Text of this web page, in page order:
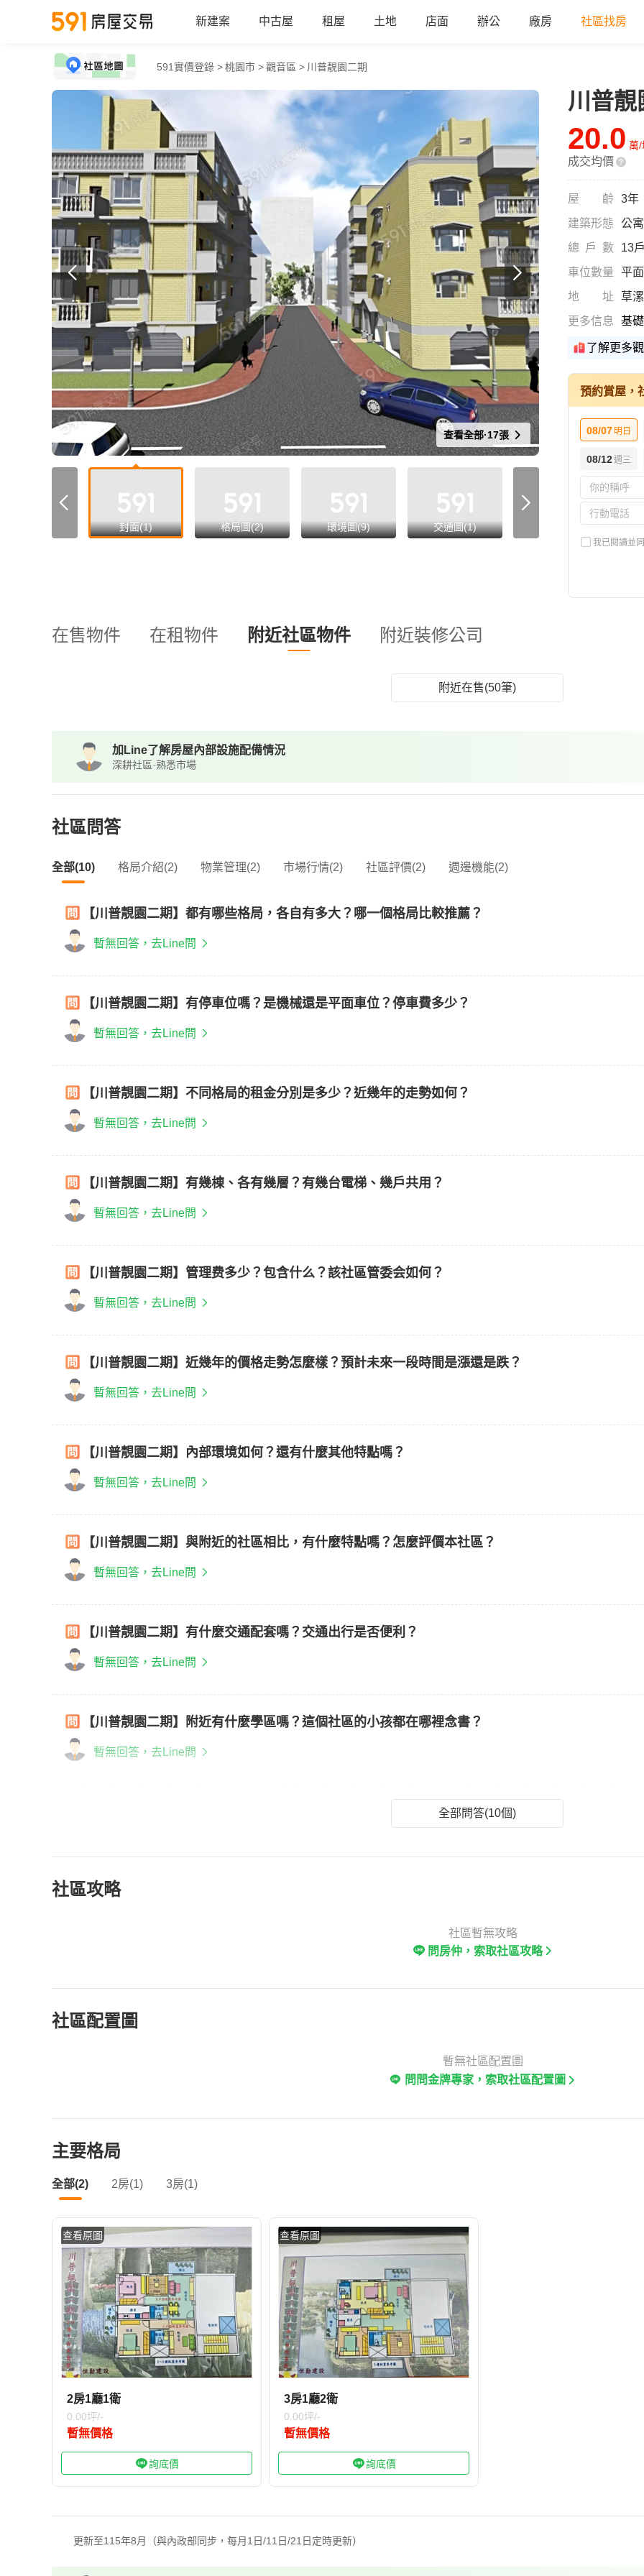
新建案 中古屋 租屋 土地 店面 辦公 廠房 社區找房
591實價登錄 >桃園市 >觀音區 > 川普靚園二期
all
查看全部·17張
封面(1) 格局圖(2) 環境圖(9) 交通圖(1)
川普靚
20.0 萬/
成交均價
屋齡
3年
建築形態
公寓
總戶數
13戶
車位數量
平
地址
草
更多信息
基
了解更多
預約賞屋，
08/07 明日
08/12週三
我已閱讀並
在售物件 在租物件 附近社區物件 附近裝修公司
附近在售(50筆)
加Line了解房屋內部設施配備情況
深耕社區·熟悉市場
社區問答
全部(10) 格局介紹(2) 物業管理(2) 市場行情(2) 社區評價(2) 週邊機能(2)
【川普靚園二期】都有哪些格局，各自有多大？哪一個格局比較推薦？
暫無回答，去Line問
【川普靚園二期】有停車位嗎？是機械還是平面車位？停車費多少？
暫無回答，去Line問
【川普靚園二期】不同格局的租金分別是多少？近幾年的走勢如何？
暫無回答，去Line問
【川普靚園二期】有幾棟、各有幾層？有幾台電梯、幾戶共用？
暫無回答，去Line問
【川普靚園二期】管理费多少？包含什么？該社區管委会如何？
暫無回答，去Line問
【川普靚園二期】近幾年的價格走勢怎麼樣？預計未來一段時間是漲還是跌？
暫無回答，去Line問
【川普靚園二期】內部環境如何？還有什麼其他特點嗎？
暫無回答，去Line問
【川普靚園二期】與附近的社區相比，有什麼特點嗎？怎麼評價本社區？
暫無回答，去Line問
【川普靚園二期】有什麼交通配套嗎？交通出行是否便利？
暫無回答，去Line問
【川普靚園二期】附近有什麼學區嗎？這個社區的小孩都在哪裡念書？
暫無回答，去Line問
全部問答(10個)
社區攻略
社區暫無攻略
問房仲，索取社區攻略
社區配置圖
暫無社區配置圖
問問金牌專家，索取社區配置圖
主要格局
全部(2) 2房(1) 3房(1)
查看原圖
2房1廳1衛
0.00坪/-
暫無價格
詢底價
查看原圖
3房1廳2衛
0.00坪/-
暫無價格
詢底價
更新至115年8月（與內政部同步，每月1日/11日/21日定時更新）